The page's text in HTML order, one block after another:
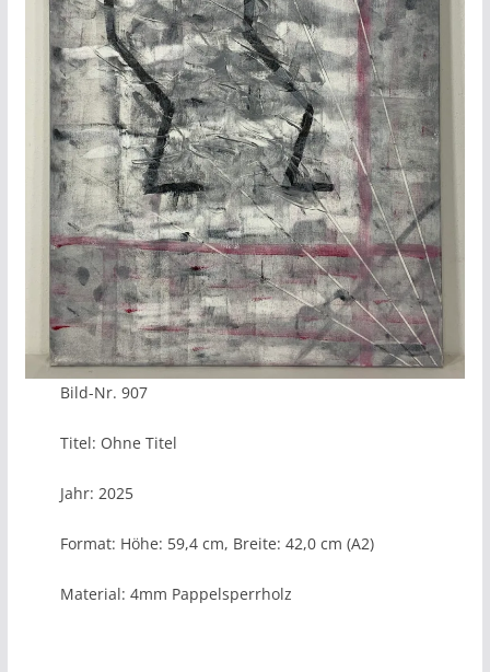
Bild-Nr. 907
Titel: Ohne Titel
Jahr: 2025
Format: Höhe: 59,4 cm, Breite: 42,0 cm (A2)
Material: 4mm Pappelsperrholz